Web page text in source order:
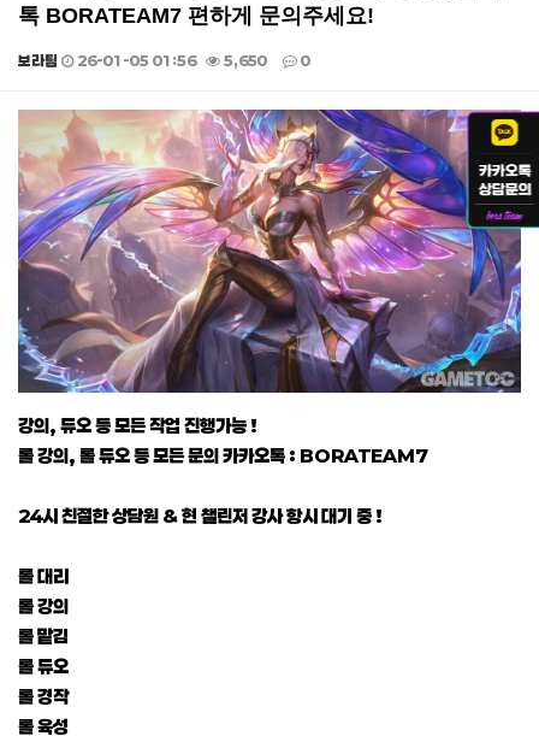
톡 BORATEAM7 편하게 문의주세요!
보라팀 26-01-05 01:56 5,650 0
강의, 듀오 등 모든 작업 진행가능 !
롤 강의, 롤 듀오 등 모든 문의 카카오톡 : BORATEAM7
24시 친절한 상담원 & 현 챌린저 강사 항시 대기 중 !
롤 대리
롤 강의
롤 맡김
롤 듀오
롤 경작
롤 육성